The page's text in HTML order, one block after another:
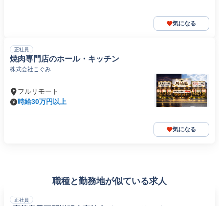
気になる
正社員
焼肉専門店のホール・キッチン
株式会社こぐみ
フルリモート
時給30万円以上
気になる
職種と勤務地が似ている求人
正社員